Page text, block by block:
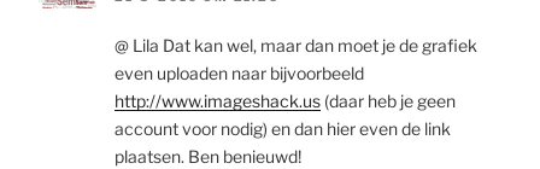
@ Lila Dat kan wel, maar dan moet je de grafiek
even uploaden naar bijvoorbeeld
http://www.imageshack.us (daar heb je geen
account voor nodig) en dan hier even de link
plaatsen. Ben benieuwd!